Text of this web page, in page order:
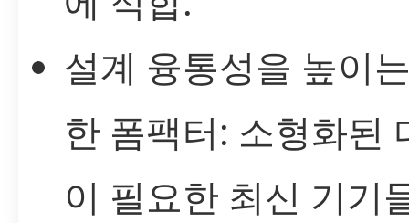
설계 융통성을 높이
한 폼팩터: 소형화된
이 필요한 최신 기기